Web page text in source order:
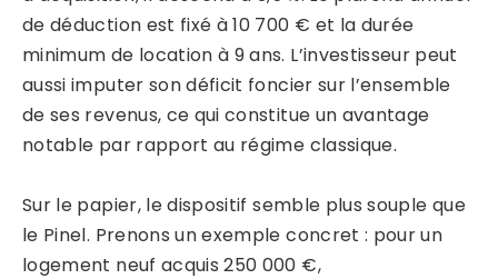
de déduction est fixé à 10 700 € et la durée
minimum de location à 9 ans. L’investisseur peut
aussi imputer son déficit foncier sur l’ensemble
de ses revenus, ce qui constitue un avantage
notable par rapport au régime classique.
Sur le papier, le dispositif semble plus souple que
le Pinel. Prenons un exemple concret : pour un
logement neuf acquis 250 000 €,